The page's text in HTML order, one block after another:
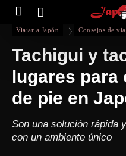
Viajar a Japón Consejos de
Tachigui y
lugares para
de pie en
Son una solución rápida
con un ambiente único